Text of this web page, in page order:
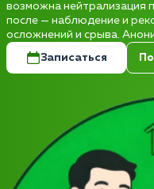
возможна нейтрализация
после — наблюдение и
осложнений и срыва.
Записаться